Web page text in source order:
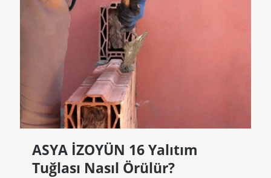
ASYA İZOYÜN 16 Yalıtım
Tuğlası Nasıl Örülür?